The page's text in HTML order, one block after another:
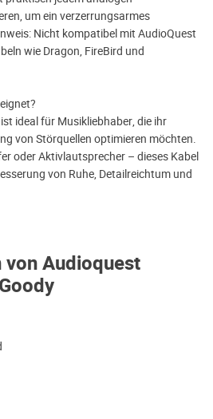
Audioquest
um ein verzerrungsarmes
Nicht kompatibel mit AudioQuest
wie Dragon, FireBird und
ideal für Musikliebhaber, die ihr
von Störquellen optimieren möchten.
oder Aktivlautsprecher – dieses Kabel
von Ruhe, Detailreichtum und